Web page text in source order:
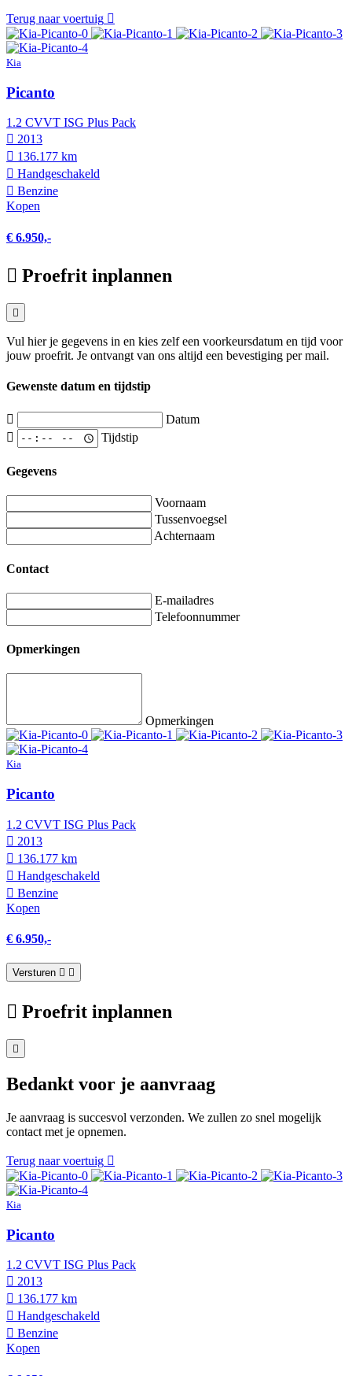
Terug naar voertuig
Kia
Picanto
1.2 CVVT ISG Plus Pack
2013
136.177 km
Hand­geschakeld
Benzine
Kopen
€ 6.950,-
Proefrit inplannen
Vul hier je gegevens in en kies zelf een voorkeursdatum en tijd voor
jouw proefrit. Je ontvangt van ons altijd een bevestiging per mail.
Gewenste datum en tijdstip
Datum
Tijdstip
Gegevens
Voornaam
Tussenvoegsel
Achternaam
Contact
E-mailadres
Telefoonnummer
Opmerkingen
Opmerkingen
Kia
Picanto
1.2 CVVT ISG Plus Pack
2013
136.177 km
Hand­geschakeld
Benzine
Kopen
€ 6.950,-
Versturen
Proefrit inplannen
Bedankt voor je aanvraag
Je aanvraag is succesvol verzonden. We zullen zo snel mogelijk
contact met je opnemen.
Terug naar voertuig
Kia
Picanto
1.2 CVVT ISG Plus Pack
2013
136.177 km
Hand­geschakeld
Benzine
Kopen